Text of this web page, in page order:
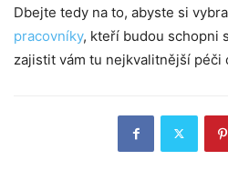
Dbejte tedy na to, abyste si
pracovníky, kteří budou schopni
zajistit vám tu nejkvalitnější péči